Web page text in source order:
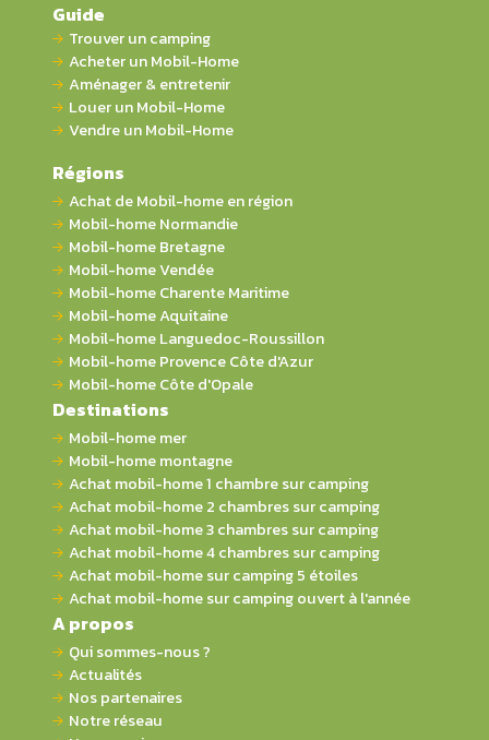
Guide
Trouver un camping
Acheter un Mobil-Home
Aménager & entretenir
Louer un Mobil-Home
Vendre un Mobil-Home
Régions
Achat de Mobil-home en région
Mobil-home Normandie
Mobil-home Bretagne
Mobil-home Vendée
Mobil-home Charente Maritime
Mobil-home Aquitaine
Mobil-home Languedoc-Roussillon
Mobil-home Provence Côte d'Azur
Mobil-home Côte d'Opale
Destinations
Mobil-home mer
Mobil-home montagne
Achat mobil-home 1 chambre sur camping
Achat mobil-home 2 chambres sur camping
Achat mobil-home 3 chambres sur camping
Achat mobil-home 4 chambres sur camping
Achat mobil-home sur camping 5 étoiles
Achat mobil-home sur camping ouvert à l'année
A propos
Qui sommes-nous ?
Actualités
Nos partenaires
Notre réseau